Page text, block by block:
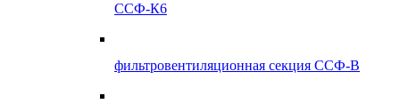
ССФ-К6
фильтровентиляционная секция ССФ-В